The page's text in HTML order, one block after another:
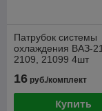
Патрубок системы
охлаждения ВАЗ-
2109, 21099 4шт
16 руб./комплект
Купить